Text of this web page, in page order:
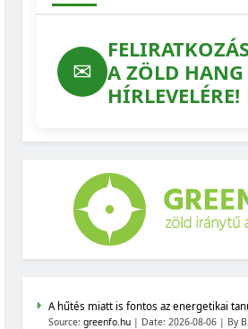
✉
A ZÖLD HANG
HÍRLEVELÉRE!
A hűtés miatt is fontos az energetikai
Source:greenfo.hu Date: 2026-08-06 By